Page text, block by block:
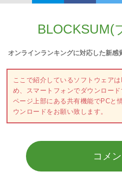
BLOCKSUM(
オンラインランキングに対応した新感
ここで紹介しているソフトウェア
め、スマートフォンでダウンロード
ページ上部にある共有機能でPCと
ウンロードをお願い致します。
コメ